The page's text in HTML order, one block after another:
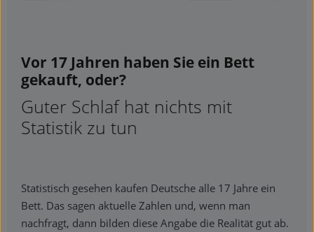
Vor 17 Jahren haben Sie ein Bett
gekauft, oder?
Guter Schlaf hat nichts mit
Statistik zu tun
Statistisch gesehen kaufen Deutsche alle 17 Jahre ein
Bett. Das sagen aktuelle Zahlen und, wenn man
nachfragt, dann bilden diese Angabe die Realität gut ab.